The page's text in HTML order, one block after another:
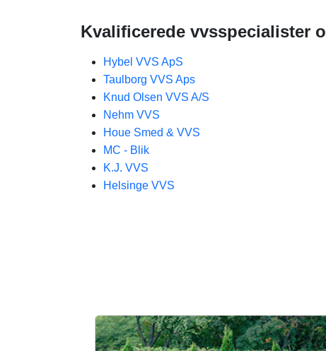
Kvalificerede vvsspecialister
Hybel VVS ApS
Taulborg VVS Aps
Knud Olsen VVS A/S
Nehm VVS
Houe Smed & VVS
MC - Blik
K.J. VVS
Helsinge VVS